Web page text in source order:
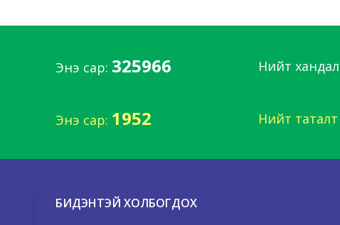
Энэ сар: 325966 Нийт
Энэ сар: 1952 Нийт таталт
БИДЭНТЭЙ ХОЛБОГДОХ